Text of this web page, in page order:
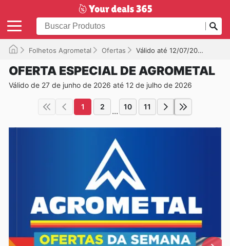
Folhetos Agrometal Ofertas Válido até 12/07/2026
OFERTA ESPECIAL DE AGROMETAL
Válido de 27 de junho de 2026 até 12 de julho de 2026
1 2 ... 10 11